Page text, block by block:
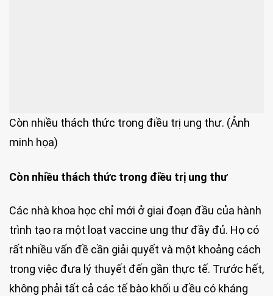
Còn nhiều thách thức trong điều trị ung thư. (Ảnh
minh họa)
Còn nhiều thách thức trong điều trị ung thư
Các nhà khoa học chỉ mới ở giai đoạn đầu của hành
trình tạo ra một loạt vaccine ung thư đầy đủ. Họ có
rất nhiều vấn đề cần giải quyết và một khoảng cách
trong việc đưa lý thuyết đến gần thực tế. Trước hết,
không phải tất cả các tế bào khối u đều có kháng